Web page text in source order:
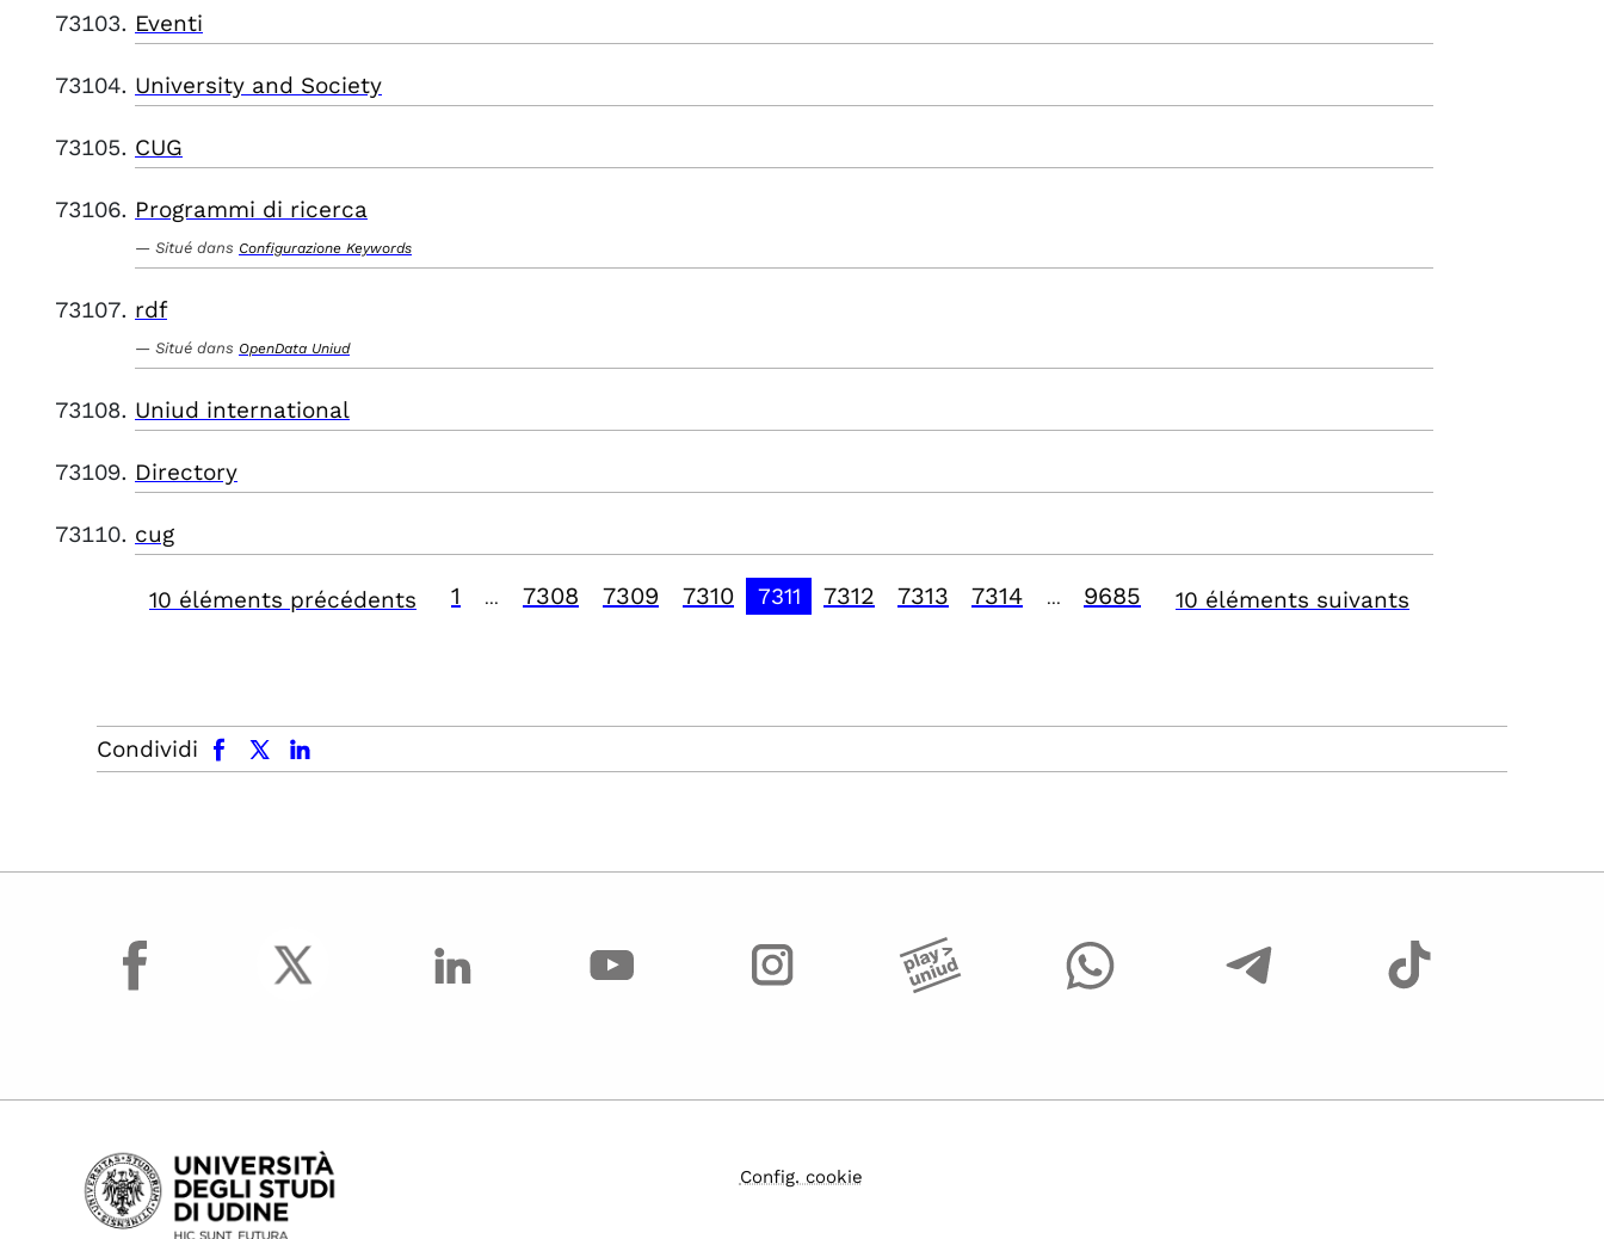
Eventi
University and Society
CUG
Programmi di ricerca
Situé dans Configurazione Keywords
rdf
Situé dans OpenData Uniud
Uniud international
Directory
cug
10 éléments précédents 1 7308 7309 7310 7311 7312 7313 7314 9685 10 éléments suivants
Condividi
facebook x.com linkedin
facebook
Config. cookie